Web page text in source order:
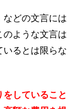
などの文言には
のような文言は
いるとは限らな
していること